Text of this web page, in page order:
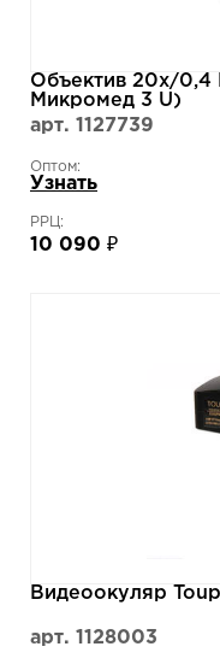
Объектив 20х/0,4
Микромед 3 U)
арт. 1127739
Оптом:
Узнать
РРЦ:
10 090 ₽
Видеоокуляр
арт. 1128003